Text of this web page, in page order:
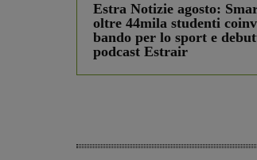
Estra Notizie agosto:
oltre 44mila studenti
bando per lo sport e
podcast Estrair